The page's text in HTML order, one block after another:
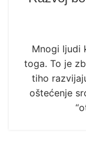
Mnogi ljudi
toga. To je
tiho
oštećenje